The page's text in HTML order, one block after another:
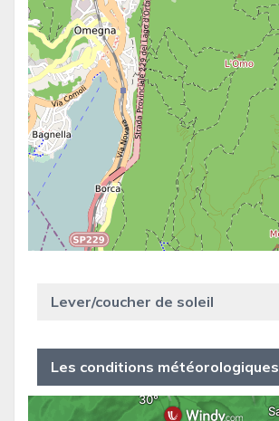
Lever/coucher de soleil
Les conditions météorologiques